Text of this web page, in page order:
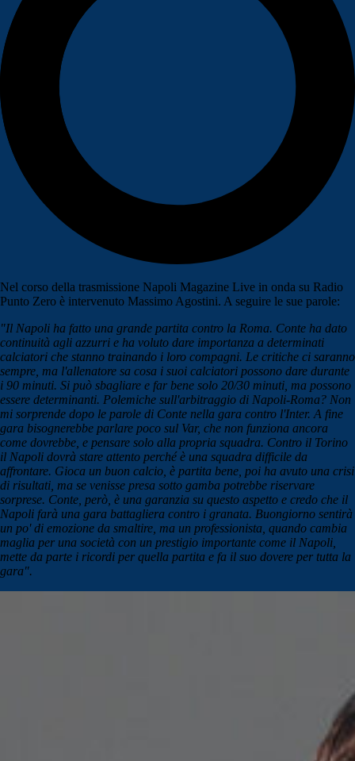
Nel corso della trasmissione Napoli Magazine Live in onda su Radio
Punto Zero è intervenuto Massimo Agostini. A seguire le sue parole:
"Il Napoli ha fatto una grande partita contro la Roma. Conte ha dato
continuità agli azzurri e ha voluto dare importanza a determinati
calciatori che stanno trainando i loro compagni. Le critiche ci saranno
sempre, ma l'allenatore sa cosa i suoi calciatori possono dare durante
i 90 minuti. Si può sbagliare e far bene solo 20/30 minuti, ma possono
essere determinanti. Polemiche sull'arbitraggio di Napoli-Roma? Non
mi sorprende dopo le parole di Conte nella gara contro l'Inter. A fine
gara bisognerebbe parlare poco sul Var, che non funziona ancora
come dovrebbe, e pensare solo alla propria squadra. Contro il Torino
il Napoli dovrà stare attento perché è una squadra difficile da
affrontare. Gioca un buon calcio, è partita bene, poi ha avuto una crisi
di risultati, ma se venisse presa sotto gamba potrebbe riservare
sorprese. Conte, però, è una garanzia su questo aspetto e credo che il
Napoli farà una gara battagliera contro i granata. Buongiorno sentirà
un po' di emozione da smaltire, ma un professionista, quando cambia
maglia per una società con un prestigio importante come il Napoli,
mette da parte i ricordi per quella partita e fa il suo dovere per tutta la
gara".